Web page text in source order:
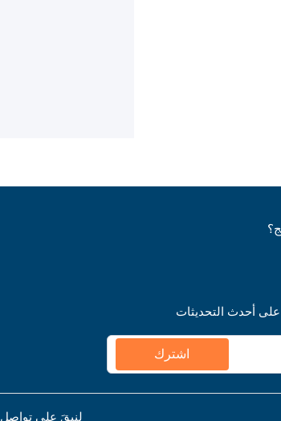
أحدث التحديثات
اشترك
لنبقَ على تواصل